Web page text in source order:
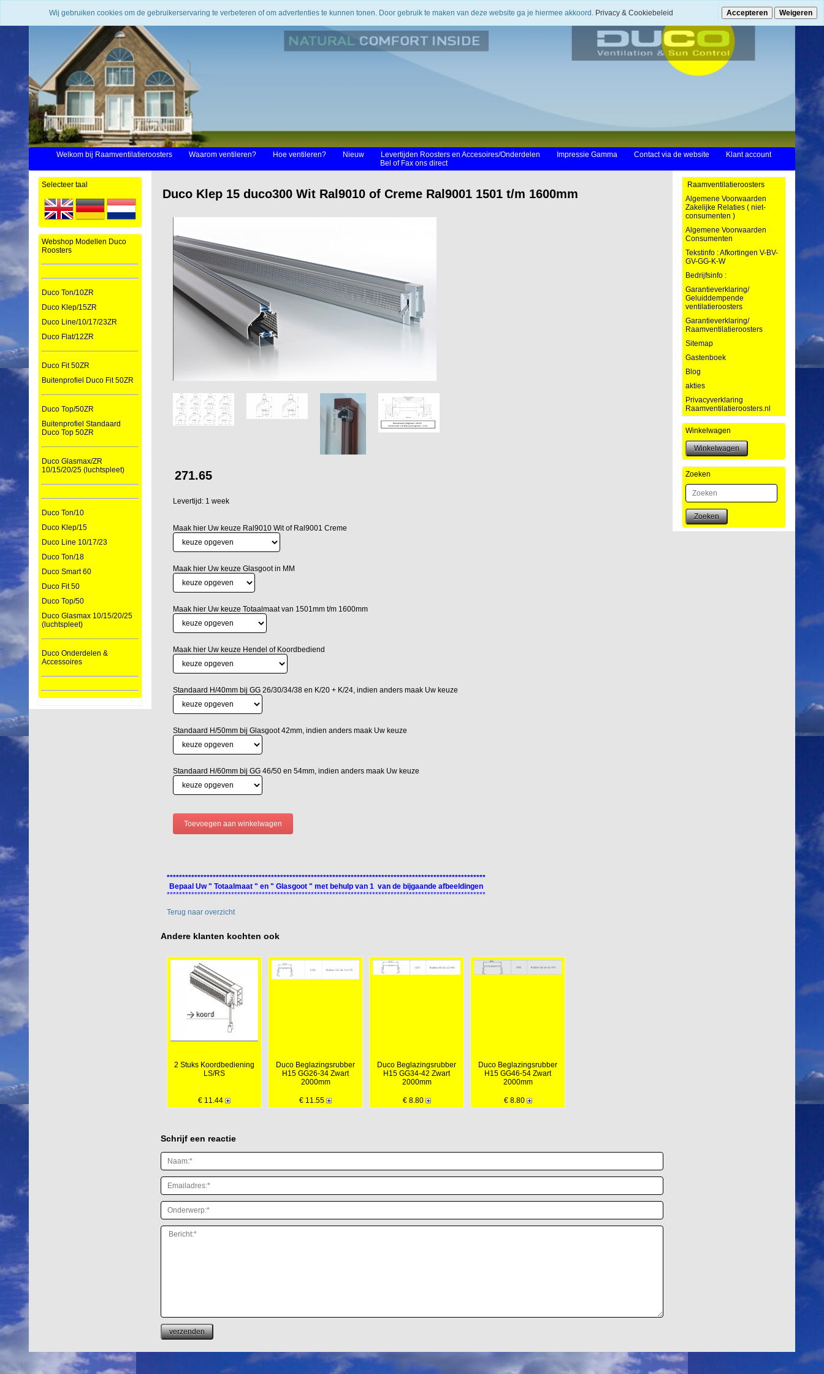
Welkom bij Raamventilatieroosters Waarom ventileren? Hoe ventileren? Nieuw Levertijden Roosters en Accesoires/Onderdelen Impressie Gamma Contact via de website
Klant account
Bel of Fax ons direct
Selecteer taal
Webshop Modellen Duco
Roosters
Duco Ton/10ZR
Duco Klep/15ZR
Duco Line/10/17/23ZR
Duco Flat/12ZR
Duco Fit 50ZR
Buitenprofiel Duco Fit 50ZR
Duco Top/50ZR
Buitenprofiel Standaard
Duco Top 50ZR
Duco Glasmax/ZR
10/15/20/25 (luchtspleet)
Duco Ton/10
Duco Klep/15
Duco Line 10/17/23
Duco Ton/18
Duco Smart 60
Duco Fit 50
Duco Top/50
Duco Glasmax 10/15/20/25
(luchtspleet)
Duco Onderdelen &
Accessoires
Duco Klep 15 duco300 Wit Ral9010 of Creme Ral9001 1501 t/m 1600mm
271.65
Levertijd: 1 week
Maak hier Uw keuze Ral9010 Wit of Ral9001 Creme
Maak hier Uw keuze Glasgoot in MM
Maak hier Uw keuze Totaalmaat van 1501mm t/m 1600mm
Maak hier Uw keuze Hendel of Koordbediend
Standaard H/40mm bij GG 26/30/34/38 en K/20 + K/24, indien anders maak Uw keuze
Standaard H/50mm bij Glasgoot 42mm, indien anders maak Uw keuze
Standaard H/60mm bij GG 46/50 en 54mm, indien anders maak Uw keuze
********************************************************************************************************
Bepaal Uw " Totaalmaat " en " Glasgoot " met behulp van 1 van de bijgaande afbeeldingen
********************************************************************************************************
Terug naar overzicht
Andere klanten kochten ook
2 Stuks Koordbediening
LS/RS
€ 11.44
Duco Beglazingsrubber
H15 GG26-34 Zwart
2000mm
€ 11.55
Duco Beglazingsrubber
H15 GG34-42 Zwart
2000mm
€ 8.80
Duco Beglazingsrubber
H15 GG46-54 Zwart
2000mm
€ 8.80
Schrijf een reactie
Raamventilatieroosters
Algemene Voorwaarden
Zakelijke Relaties ( niet-
consumenten )
Algemene Voorwaarden
Consumenten
Tekstinfo : Afkortingen V-BV-
GV-GG-K-W
Bedrijfsinfo :
Garantieverklaring/
Geluiddempende
ventilatieroosters
Garantieverklaring/
Raamventilatieroosters
Sitemap
Gastenboek
Blog
akties
Privacyverklaring
Raamventilatieroosters.nl
Winkelwagen
Zoeken
Zoeken
Wij gebruiken cookies om de gebruikerservaring te verbeteren of om advertenties te kunnen tonen. Door gebruik te maken van deze website ga je hiermee akkoord. Privacy & Cookiebeleid Accepteren Weigeren